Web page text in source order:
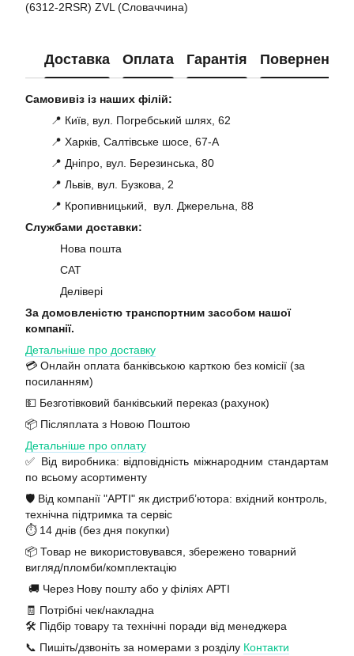
(6312-2RSR) ZVL (Словаччина)
Доставка Оплата Гарантія Повернення
Самовивіз із наших філій:
📍 Київ, вул. Погребський шлях, 62
📍 Харків, Салтівське шосе, 67-А
📍 Дніпро, вул. Березинська, 80
📍 Львів, вул. Бузкова, 2
📍 Кропивницький, вул. Джерельна, 88
Службами доставки:
Нова пошта
САТ
Делівері
За домовленістю транспортним засобом нашої
компанії.
Детальніше про доставку
💳 Онлайн оплата банківською карткою без комісії (за
посиланням)
💵 Безготівковий банківський переказ (рахунок)
📦 Післяплата з Новою Поштою
Детальніше про оплату
✅ Від виробника: відповідність міжнародним стандартам
по всьому асортименту
🛡️ Від компанії "АРТІ" як дистриб’ютора: вхідний контроль,
технічна підтримка та сервіс
⏱️ 14 днів (без дня покупки)
📦 Товар не використовувався, збережено товарний
вигляд/пломби/комплектацію
🚚 Через Нову пошту або у філіях АРТІ
🧾 Потрібні чек/накладна
🛠️ Підбір товару та технічні поради від менеджера
📞 Пишіть/дзвоніть за номерами з розділу Контакти